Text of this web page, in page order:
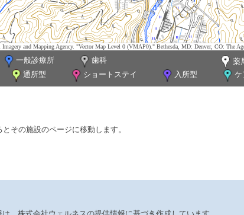
and Mapping Agency. "Vector Map Level 0 (VMAP0)." Bethesda, MD: Denver, CO: The
一般診療所 歯科
薬
通所型 ショートステイ 入所型 ケ
その施設のページに移動します。